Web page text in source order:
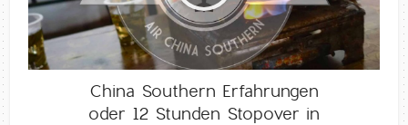
China Southern Erfahrungen
oder 12 Stunden Stopover in